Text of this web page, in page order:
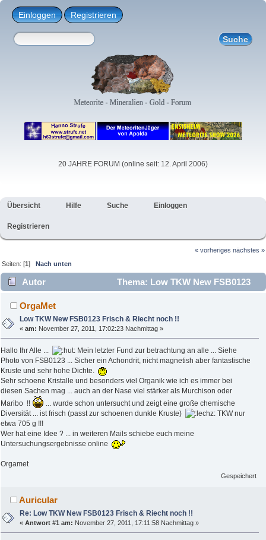
Einloggen Registrieren
20 JAHRE FORUM (online seit: 12. April 2006)
Übersicht Hilfe Suche Einloggen
Registrieren
« vorheriges nächstes »
Seiten: [1]Nach unten
Autor
Thema: Low TKW New FSB0123
Frisch & Riecht noch !! (Gelesen 3159 mal)
OrgaMet
Low TKW New FSB0123 Frisch & Riecht noch !!
«am: November 27, 2011, 17:02:23 Nachmittag »
Hallo Ihr Alle ...
Mein letzter Fund zur betrachtung an alle ... Siehe
Photo von FSB0123 ... Sicher ein Achondrit, nicht magnetish aber fantastische
Kruste und sehr hohe Dichte.
Sehr schoene Kristalle und besonders viel Organik wie ich es immer bei
diesen Sachen mag ... auch an der Nase viel stärker als Murchison oder
Maribo !!
... wurde schon untersucht und zeigt eine große chemische
Diversität ... ist frisch (passt zur schoenen dunkle Kruste)
TKW nur
etwa 705 g !!!
Wer hat eine Idee ? ... in weiteren Mails schiebe euch meine
Untersuchungsergebnisse online
Orgamet
Gespeichert
Auricular
Re: Low TKW New FSB0123 Frisch & Riecht noch !!
«Antwort #1 am: November 27, 2011, 17:11:58 Nachmittag »